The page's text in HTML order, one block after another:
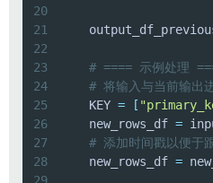
20
21
22
23
# ==== 示例处理
24
# 将输入与当前输出
25
    KEY
= [
26
    new_rows_df
=
27
# 添加时间戳以便于
28
    new_rows_df
=
29